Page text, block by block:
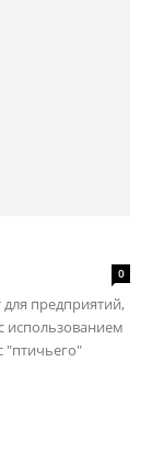
0
предприятий,
использованием
"птичьего"